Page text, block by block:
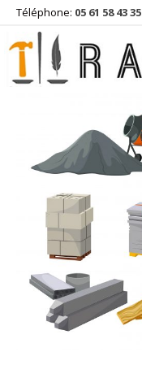
Téléphone: 05 61 58 43 35